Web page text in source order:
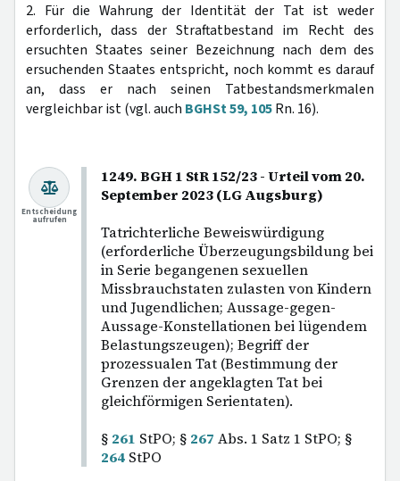
2. Für die Wahrung der Identität der Tat ist weder
erforderlich, dass der Straftatbestand im Recht des
ersuchten Staates seiner Bezeichnung nach dem des
ersuchenden Staates entspricht, noch kommt es darauf
an, dass er nach seinen Tatbestandsmerkmalen
vergleichbar ist (vgl. auch BGHSt 59, 105Rn. 16).
1249. BGH 1 StR 152/23 - Urteil vom 20.
September 2023 (LG Augsburg)
Tatrichterliche Beweiswürdigung
(erforderliche Überzeugungsbildung bei
in Serie begangenen sexuellen
Missbrauchstaten zulasten von Kindern
und Jugendlichen; Aussage-gegen-
Aussage-Konstellationen bei lügendem
Belastungszeugen); Begriff der
prozessualen Tat (Bestimmung der
Grenzen der angeklagten Tat bei
gleichförmigen Serientaten).
§ 261 StPO; § 267 Abs. 1 Satz 1 StPO; §
264 StPO
Entscheidung
aufrufen